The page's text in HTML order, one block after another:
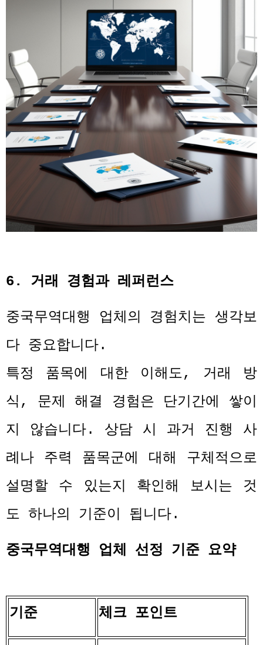
6. 거래 경험과 레퍼런스
중국무역대행 업체의 경험치는 생각보
다 중요합니다.
특정 품목에 대한 이해도, 거래 방
식 , 문제 해결 경험은 단기간에 쌓이
지 않습니다. 상담 시 과거 진행 사
례나 주력 품목군에 대해 구체적으로
설명할 수 있는지 확인해 보시는 것
도 하나의 기준이 됩니다.
중국무역대행 업체 선정 기준 요약
기준 체크 포인트